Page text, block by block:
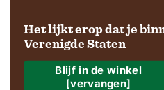
Het lijkt erop dat je
Verenigde Staten
Blijf in de winkel
[vervangen]